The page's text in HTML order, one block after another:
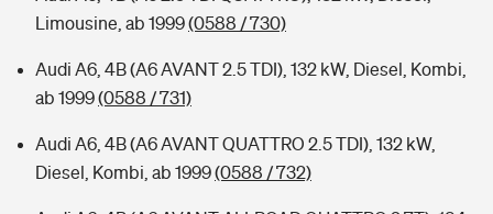
Limousine, ab 1999(0588 / 730)
Audi A6, 4B (A6 AVANT 2.5 TDI), 132 kW, Diesel, Kombi,
ab 1999(0588 / 731)
Audi A6, 4B (A6 AVANT QUATTRO 2.5 TDI), 132 kW,
Diesel, Kombi, ab 1999(0588 / 732)